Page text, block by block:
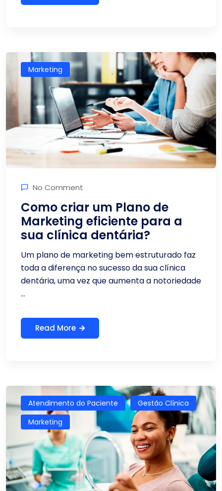
Marketing
No Comment
Como criar um Plano de
Marketing eficiente para a
sua clínica dentária?
Um plano de marketing bem estruturado faz
toda a diferença no sucesso da sua clínica
dentária, uma vez que aumenta a notoriedade
...
Read More
Atendimento do Paciente
Gestão Clínica
Marketing